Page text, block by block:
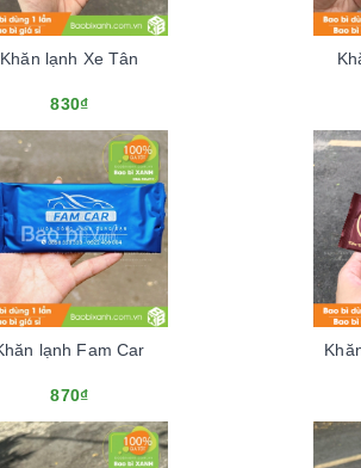
Khăn lạnh Xe Tân
830₫
lạnh Fam Car
870₫